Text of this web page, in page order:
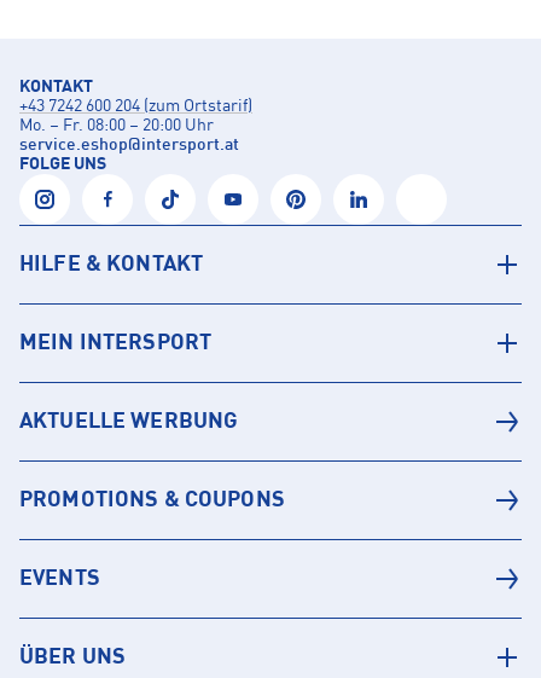
KONTAKT
+43 7242 600 204 (zum Ortstarif)
Mo. – Fr. 08:00 – 20:00 Uhr
service.eshop@intersport.at
FOLGE UNS
HILFE & KONTAKT
MEIN INTERSPORT
AKTUELLE WERBUNG
PROMOTIONS & COUPONS
EVENTS
ÜBER UNS